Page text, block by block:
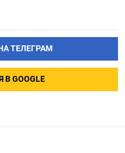
ТЕЛЕГРАМ
GOOGLE